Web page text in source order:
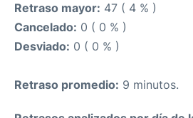
Retraso mayor: 47 ( 4 % )
Cancelado: 0 ( 0 % )
Desviado: 0 ( 0 % )
Retraso promedio: 9 minutos.